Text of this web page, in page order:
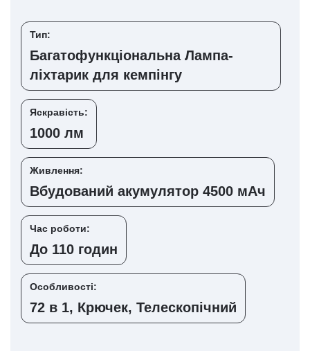
Тип:
Багатофункціональна Лампа-
ліхтарик для кемпінгу
Яскравість:
1000 лм
Живлення:
Вбудований акумулятор 4500 мАч
Час роботи:
До 110 годин
Особливості:
72 в 1, Крючек, Телескопічний